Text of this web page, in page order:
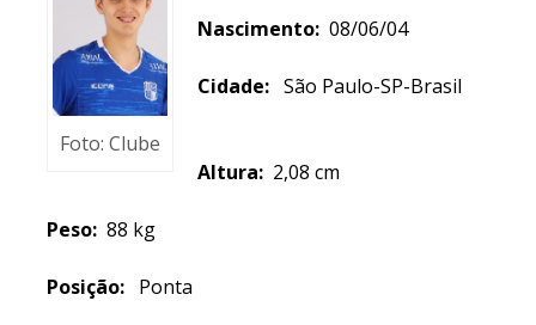
Foto: Clube
Nascimento: 08/06/04
Cidade: São Paulo-SP-Brasil
Altura: 2,08 cm
Peso: 88 kg
Posição: Ponta